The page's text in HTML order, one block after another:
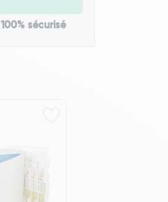
100% sécurisé